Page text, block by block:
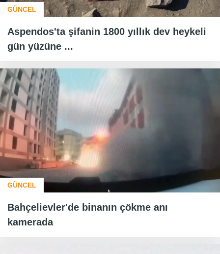
GÜNCEL
Aspendos'ta şifanin 1800 yıllık dev heykeli
gün yüzüne ...
GÜNCEL
Bahçelievler'de binanın çökme anı
kamerada